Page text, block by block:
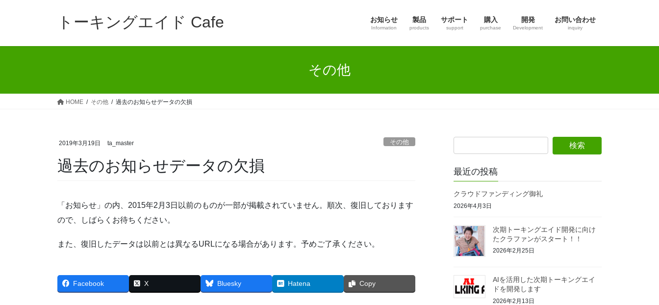
トーキングエイド Cafe お知らせ
Information
製品
products
サポート
support
購入
purchase
開発
Development
お問い合わせ
inquiry
その他
HOME その他 過去のお知らせデータの欠損
2019年3月19日 ta_master その他
過去のお知らせデータの欠損
「お知らせ」の内、2015年2月3日以前のものが一部が掲載されていません。順次、復旧しております
ので、しばらくお待ちください。
また、復旧したデータは以前とは異なるURLになる場合があります。予めご了承ください。
Facebook X Bluesky Hatena Copy
最近の投稿
クラウドファンディング御礼
2026年4月3日
次期トーキングエイド開発に向け
たクラファンがスタート！！
2026年2月25日
AIを活用した次期トーキングエイ
ドを開発します
2026年2月13日